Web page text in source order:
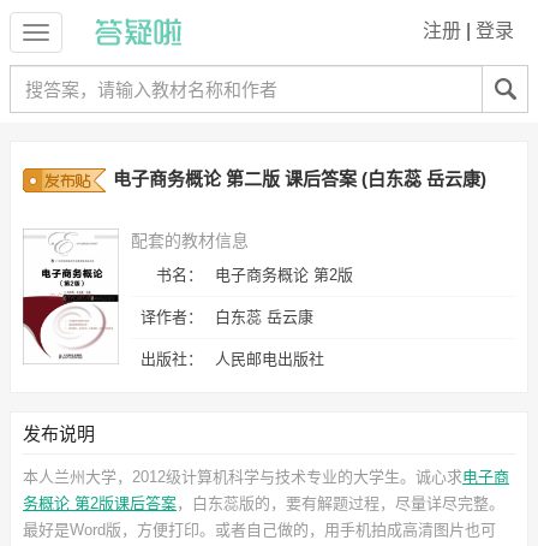
注册 登录
电子商务概论 第二版 课后答案 (白东蕊 岳云康)
配套的教材信息
书名： 电子商务概论 第2版
译作者： 白东蕊 岳云康
出版社： 人民邮电出版社
发布说明
本人兰州大学，2012级计算机科学与技术专业的大学生。诚心求电子商
务概论 第2版课后答案，白东蕊版的，要有解题过程，尽量详尽完整。
最好是Word版，方便打印。或者自己做的，用手机拍成高清图片也可